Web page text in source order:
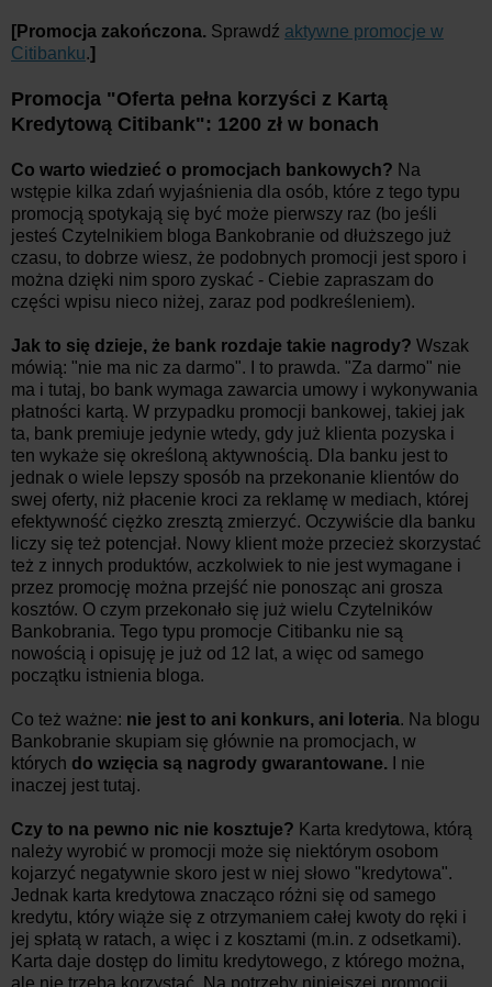
[Promocja zakończona. Sprawdź aktywne promocje w
Citibanku.]
Promocja "Oferta pełna korzyści z Kartą
Kredytową Citibank": 1200 zł w bonach
Co warto wiedzieć o promocjach bankowych? Na
wstępie kilka zdań wyjaśnienia dla osób, które z tego typu
promocją spotykają się być może pierwszy raz (bo jeśli
jesteś Czytelnikiem bloga Bankobranie od dłuższego już
czasu, to dobrze wiesz, że podobnych promocji jest sporo i
można dzięki nim sporo zyskać - Ciebie zapraszam do
części wpisu nieco niżej, zaraz pod podkreśleniem).
Jak to się dzieje, że bank rozdaje takie nagrody? Wszak
mówią: "nie ma nic za darmo". I to prawda. "Za darmo" nie
ma i tutaj, bo bank wymaga zawarcia umowy i wykonywania
płatności kartą. W przypadku promocji bankowej, takiej jak
ta, bank premiuje jedynie wtedy, gdy już klienta pozyska i
ten wykaże się określoną aktywnością. Dla banku jest to
jednak o wiele lepszy sposób na przekonanie klientów do
swej oferty, niż płacenie kroci za reklamę w mediach, której
efektywność ciężko zresztą zmierzyć. Oczywiście dla banku
liczy się też potencjał. Nowy klient może przecież skorzystać
też z innych produktów, aczkolwiek to nie jest wymagane i
przez promocję można przejść nie ponosząc ani grosza
kosztów. O czym przekonało się już wielu Czytelników
Bankobrania. Tego typu promocje Citibanku nie są
nowością i opisuję je już od 12 lat, a więc od samego
początku istnienia bloga.
Co też ważne: nie jest to ani konkurs, ani loteria. Na blogu
Bankobranie skupiam się głównie na promocjach, w
których do wzięcia są nagrody gwarantowane. I nie
inaczej jest tutaj.
Czy to na pewno nic nie kosztuje? Karta kredytowa, którą
należy wyrobić w promocji może się niektórym osobom
kojarzyć negatywnie skoro jest w niej słowo "kredytowa".
Jednak karta kredytowa znacząco różni się od samego
kredytu, który wiąże się z otrzymaniem całej kwoty do ręki i
jej spłatą w ratach, a więc i z kosztami (m.in. z odsetkami).
Karta daje dostęp do limitu kredytowego, z którego można,
ale nie trzeba korzystać. Na potrzeby niniejszej promocji